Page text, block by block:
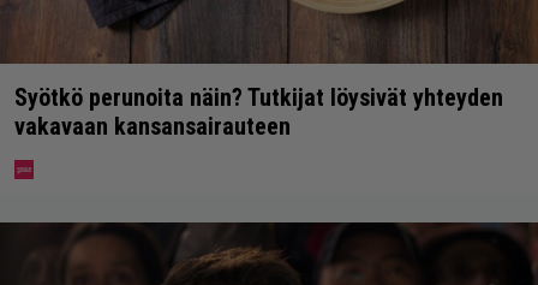
Syötkö perunoita näin? Tutkijat löysivät yhteyden
vakavaan kansansairauteen